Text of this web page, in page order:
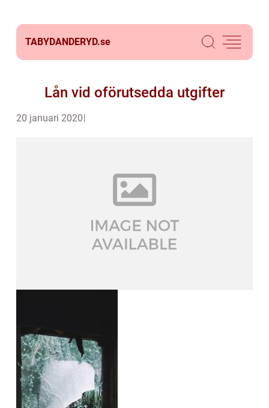
TABYDANDERYD.se
Lån vid oförutsedda utgifter
20 januari 2020